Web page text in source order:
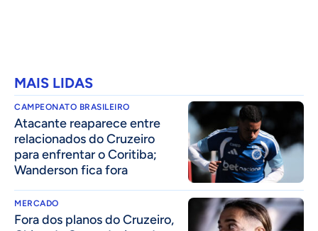
MAIS LIDAS
CAMPEONATO BRASILEIRO
Atacante reaparece entre
relacionados do Cruzeiro
para enfrentar o Coritiba;
Wanderson fica fora
MERCADO
Fora dos planos do Cruzeiro,